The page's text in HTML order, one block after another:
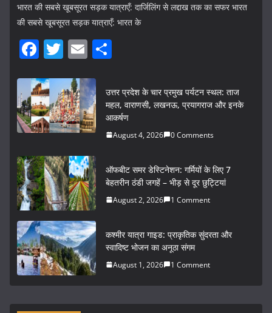
भारत की सबसे खूबसूरत सड़क यात्राएँ: दार्जिलिंग से लद्दाख तक का सफर भारत
की सबसे खूबसूरत सड़क यात्राएँ: भारत के
F
c
e
b
o
k
T
itt
er
E
ai
l
ar
e
उत्तर प्रदेश के चार प्रमुख पर्यटन स्थल: ताज
महल, वाराणसी, लखनऊ, प्रयागराज और इनके
आकर्षण
August 4, 2026 0 Comments
ऑफबीट समर डेस्टिनेशन: गर्मियों के लिए 7
बेहतरीन ठंडी जगहें – भीड़ से दूर छुट्टियां
August 2, 2026 1 Comment
कश्मीर यात्रा गाइड: प्राकृतिक सुंदरता और
स्वादिष्ट भोजन का अनूठा संगम
August 1, 2026 1 Comment